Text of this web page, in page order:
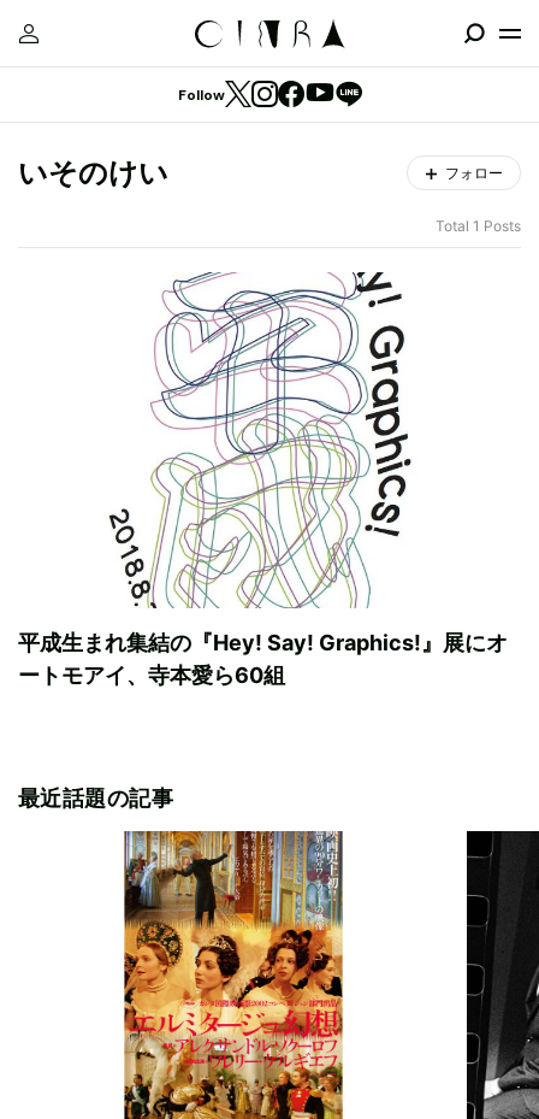
Follow
いそのけい フォロー
Total 1 Posts
平成生まれ集結の『Hey! Say! Graphics!』展にオ
ートモアイ、寺本愛ら60組
最近話題の記事